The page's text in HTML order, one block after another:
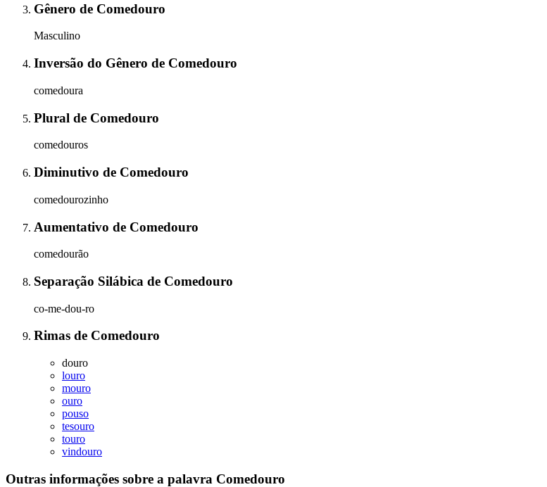
Gênero de Comedouro
Masculino
Inversão do Gênero de Comedouro
comedoura
Plural de Comedouro
comedouros
Diminutivo de Comedouro
comedourozinho
Aumentativo de Comedouro
comedourão
Separação Silábica de Comedouro
co-me-dou-ro
Rimas de Comedouro
douro
louro
mouro
ouro
pouso
tesouro
touro
vindouro
Outras informações sobre a palavra Comedouro